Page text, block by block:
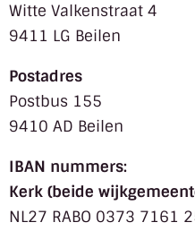
Witte Valkenstraat 4
9411 LG Beilen
Postadres
Postbus 155
9410 AD Beilen
IBAN nummers:
Kerk (beide
NL27 RABO 0373 7161